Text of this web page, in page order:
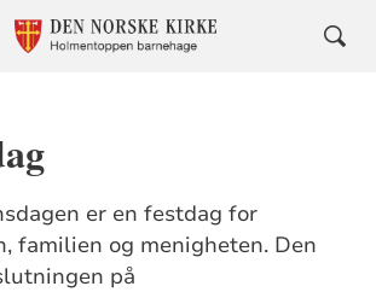
er en festdag for
familien og menigheten. Den
på